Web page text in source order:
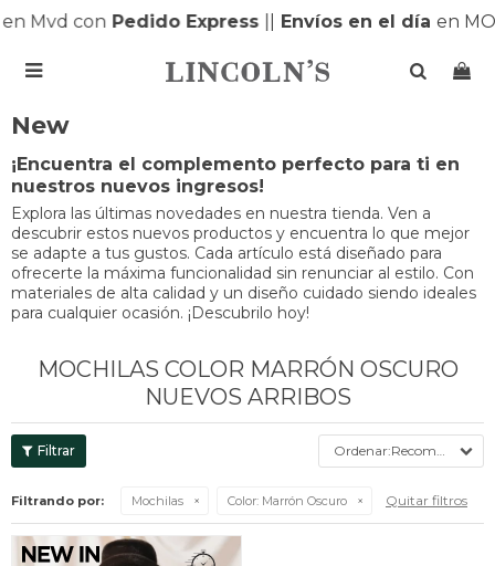
Mvd conPedido Express| Envíos en el día en

New
¡Encuentra el complemento perfecto para ti en
nuestros nuevos ingresos!
Explora las últimas novedades en nuestra tienda. Ven a
descubrir estos nuevos productos y encuentra lo que mejor
se adapte a tus gustos. Cada artículo está diseñado para
ofrecerte la máxima funcionalidad sin renunciar al estilo. Con
materiales de alta calidad y un diseño cuidado siendo ideales
para cualquier ocasión. ¡Descubrilo hoy!
MOCHILAS COLOR MARRÓN OSCURO
NUEVOS ARRIBOS
Recomendados
Filtrando por: Mochilas Color: Marrón Oscuro Quitar filtros